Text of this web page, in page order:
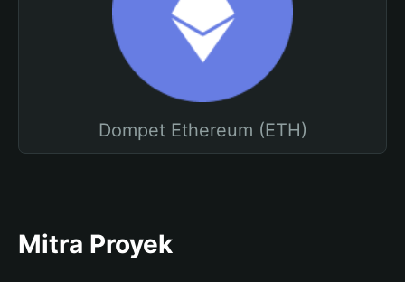
Dompet Ethereum (ETH)
Mitra Proyek